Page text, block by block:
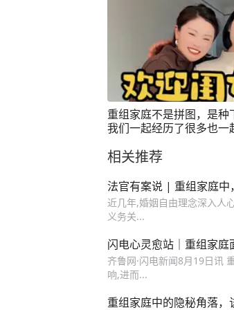
重组家庭不是拼图，是
我们一起经历了很多也一
骄傲！你们说给孩子每个
相关推荐
法官有案说 | 重组家庭中
近几年,婚姻自由理念深入人
义务关...
闪电心灵愈站｜重组家
齐鲁网·闪电新闻8月19日讯
响,进而...
重组家庭中的隐秘角落，